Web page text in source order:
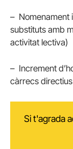
– Nomenament
substituts amb
activitat lectiva)
– Increment
càrrecs
Si t'agrada